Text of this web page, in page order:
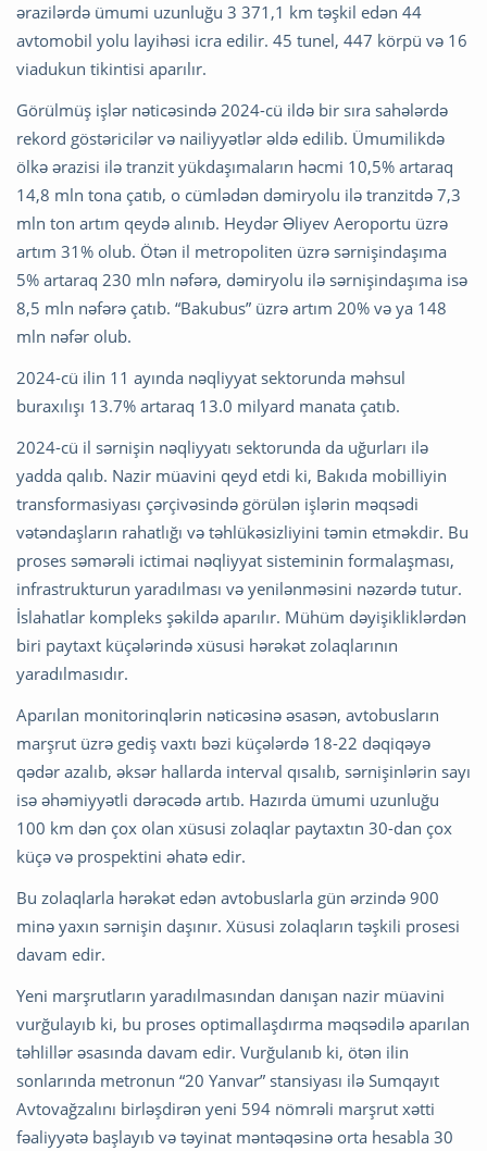
ərazilərdə ümumi uzunluğu 3 371,1 km təşkil edən 44
avtomobil yolu layihəsi icra edilir. 45 tunel, 447 körpü və 16
viadukun tikintisi aparılır.
Görülmüş işlər nəticəsində 2024-cü ildə bir sıra sahələrdə
rekord göstəricilər və nailiyyətlər əldə edilib. Ümumilikdə
ölkə ərazisi ilə tranzit yükdaşımaların həcmi 10,5% artaraq
14,8 mln tona çatıb, o cümlədən dəmiryolu ilə tranzitdə 7,3
mln ton artım qeydə alınıb. Heydər Əliyev Aeroportu üzrə
artım 31% olub. Ötən il metropoliten üzrə sərnişindaşıma
5% artaraq 230 mln nəfərə, dəmiryolu ilə sərnişindaşıma isə
8,5 mln nəfərə çatıb. “Bakubus” üzrə artım 20% və ya 148
mln nəfər olub.
2024-cü ilin 11 ayında nəqliyyat sektorunda məhsul
buraxılışı 13.7% artaraq 13.0 milyard manata çatıb.
2024-cü il sərnişin nəqliyyatı sektorunda da uğurları ilə
yadda qalıb. Nazir müavini qeyd etdi ki, Bakıda mobilliyin
transformasiyası çərçivəsində görülən işlərin məqsədi
vətəndaşların rahatlığı və təhlükəsizliyini təmin etməkdir. Bu
proses səmərəli ictimai nəqliyyat sisteminin formalaşması,
infrastrukturun yaradılması və yenilənməsini nəzərdə tutur.
İslahatlar kompleks şəkildə aparılır. Mühüm dəyişikliklərdən
biri paytaxt küçələrində xüsusi hərəkət zolaqlarının
yaradılmasıdır.
Aparılan monitorinqlərin nəticəsinə əsasən, avtobusların
marşrut üzrə gediş vaxtı bəzi küçələrdə 18-22 dəqiqəyə
qədər azalıb, əksər hallarda interval qısalıb, sərnişinlərin sayı
isə əhəmiyyətli dərəcədə artıb. Hazırda ümumi uzunluğu
100 km dən çox olan xüsusi zolaqlar paytaxtın 30-dan çox
küçə və prospektini əhatə edir.
Bu zolaqlarla hərəkət edən avtobuslarla gün ərzində 900
minə yaxın sərnişin daşınır. Xüsusi zolaqların təşkili prosesi
davam edir.
Yeni marşrutların yaradılmasından danışan nazir müavini
vurğulayıb ki, bu proses optimallaşdırma məqsədilə aparılan
təhlillər əsasında davam edir. Vurğulanıb ki, ötən ilin
sonlarında metronun “20 Yanvar” stansiyası ilə Sumqayıt
Avtovağzalını birləşdirən yeni 594 nömrəli marşrut xətti
fəaliyyətə başlayıb və təyinat məntəqəsinə orta hesabla 30